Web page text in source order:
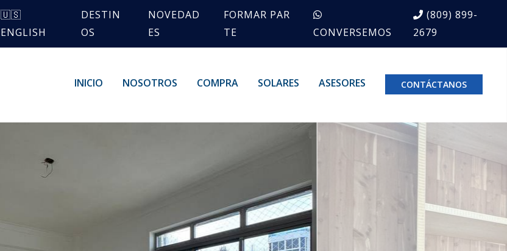
🇺🇸
ENGLISH
DESTIN
OS
NOVEDAD
ES
FORMAR PAR
TE
CONVERSEMOS
(809) 899-
2679
INICIO NOSOTROS COMPRA SOLARES ASESORES CONTÁCTANOS